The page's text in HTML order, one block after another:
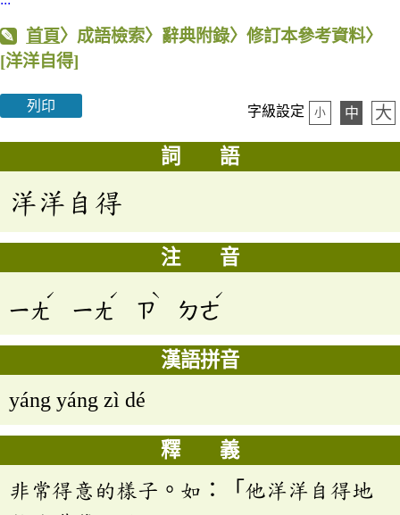
首頁〉成語檢索〉辭典附錄〉修訂本參考資料〉
[洋洋自得]
列印 字級設定 小 中 大
詞 語
洋洋自得
注 音
ㄧㄤ
ˊ
ㄧㄤ
ˊ
ㄗ
ˋ
ㄉㄜ
ˊ
漢語拼音
yáng yáng zì dé
釋 義
非常得意的樣子。如：「他洋洋自得地